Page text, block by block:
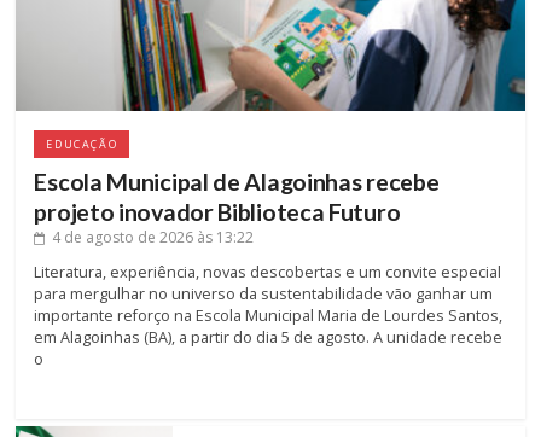
EDUCAÇÃO
Escola Municipal de Alagoinhas recebe
projeto inovador Biblioteca Futuro
4 de agosto de 2026 às 13:22
Literatura, experiência, novas descobertas e um convite especial
para mergulhar no universo da sustentabilidade vão ganhar um
importante reforço na Escola Municipal Maria de Lourdes Santos,
em Alagoinhas (BA), a partir do dia 5 de agosto. A unidade recebe
o